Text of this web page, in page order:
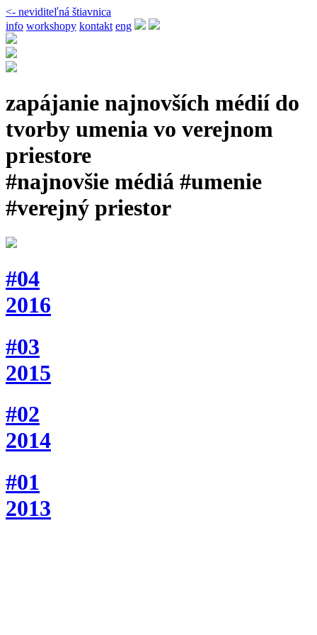
<- neviditeľná štiavnica
info workshopy kontakt eng
zapájanie najnovších médií do
tvorby umenia vo verejnom
priestore
#najnovšie médiá #umenie
#verejný priestor
#04
2016
#03
2015
#02
2014
#01
2013